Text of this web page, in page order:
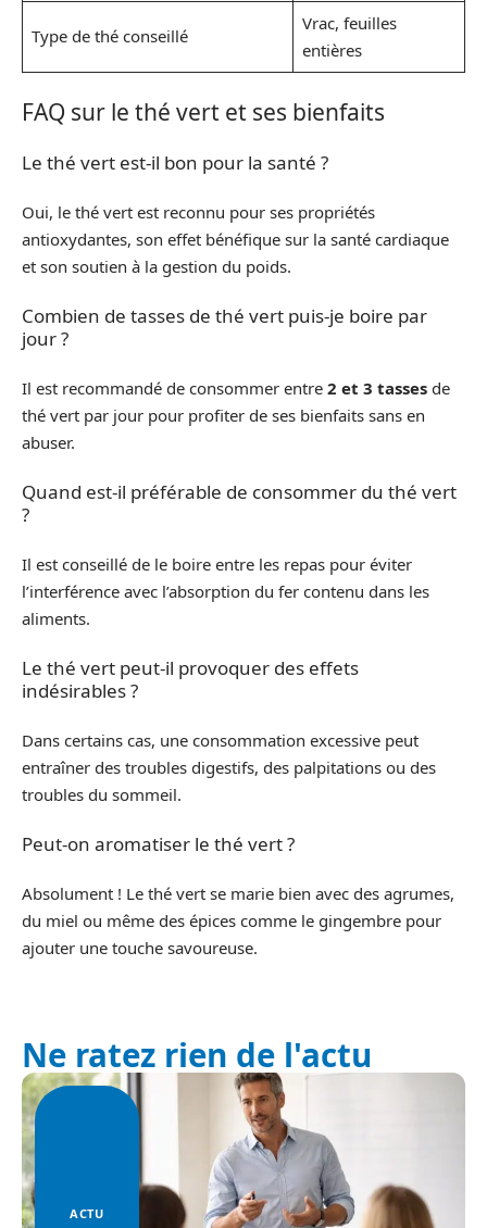
Type de thé conseillé
Vrac, feuilles
entières
FAQ sur le thé vert et ses bienfaits
Le thé vert est-il bon pour la santé ?
Oui, le thé vert est reconnu pour ses propriétés
antioxydantes, son effet bénéfique sur la santé cardiaque
et son soutien à la gestion du poids.
Combien de tasses de thé vert puis-je boire par
jour ?
Il est recommandé de consommer entre 2 et 3 tasses de
thé vert par jour pour profiter de ses bienfaits sans en
abuser.
Quand est-il préférable de consommer du thé vert
?
Il est conseillé de le boire entre les repas pour éviter
l’interférence avec l’absorption du fer contenu dans les
aliments.
Le thé vert peut-il provoquer des effets
indésirables ?
Dans certains cas, une consommation excessive peut
entraîner des troubles digestifs, des palpitations ou des
troubles du sommeil.
Peut-on aromatiser le thé vert ?
Absolument ! Le thé vert se marie bien avec des agrumes,
du miel ou même des épices comme le gingembre pour
ajouter une touche savoureuse.
Ne ratez rien de l'actu
ACTU